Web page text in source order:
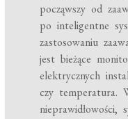
począwszy od
po inteligentne
zastosowaniu
jest bieżące
elektrycznych
czy temperatura.
nieprawidłowości,